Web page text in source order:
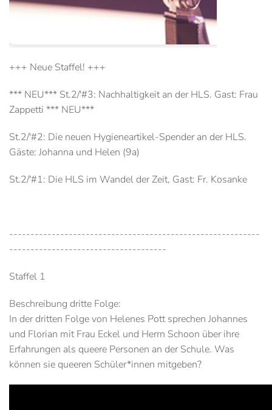
+++ Neue Staffel! +++
*** NEU*** St.2/'#3: Nachhaltigkeit an der HLS. Gast: Frau
Zappetti *** NEU***
St.2/'#2: Die neuen Hygieneartikel-Spender an der HLS.
Gäste: Johanna und Helen (9a)
St.2/'#1: Die HLS im Wandel der Zeit, Gast: Fr. Kosanke
-----------------------------------------------------------
-------------------------------------
Staffel 1
Beschreibung dritte Folge:
In der dritten Folge von Helenes Pott sprechen Johannes
und Florian mit Frau Eckel und Herrn Schoon über ihre
Erfahrungen als queere Personen an der Schule. Was
können sie queeren Schüler*innen mitgeben?